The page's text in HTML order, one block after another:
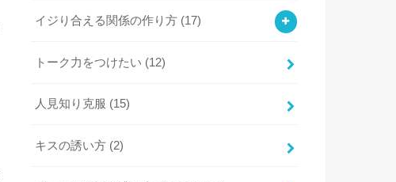
イジり合える関係の作り方 (17)
トーク力をつけたい (12)
人見知り克服 (15)
キスの誘い方 (2)